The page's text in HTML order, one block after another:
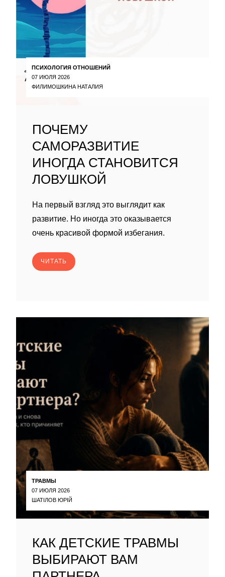
ПСИХОЛОГИЯ ОТНОШЕНИЙ
07 ИЮЛЯ 2026
ФИЛИМОШКИНА НАТАЛИЯ
ПОЧЕМУ
САМОРАЗВИТИЕ
ИНОГДА СТАНОВИТСЯ
ЛОВУШКОЙ
На первый взгляд это выглядит как
развитие. Но иногда это оказывается
очень красивой формой избегания.
ЧИТАТЬ
ТРАВМЫ
07 ИЮЛЯ 2026
ШАТІЛОВ ЮРІЙ
КАК ДЕТСКИЕ ТРАВМЫ
ВЫБИРАЮТ ВАМ